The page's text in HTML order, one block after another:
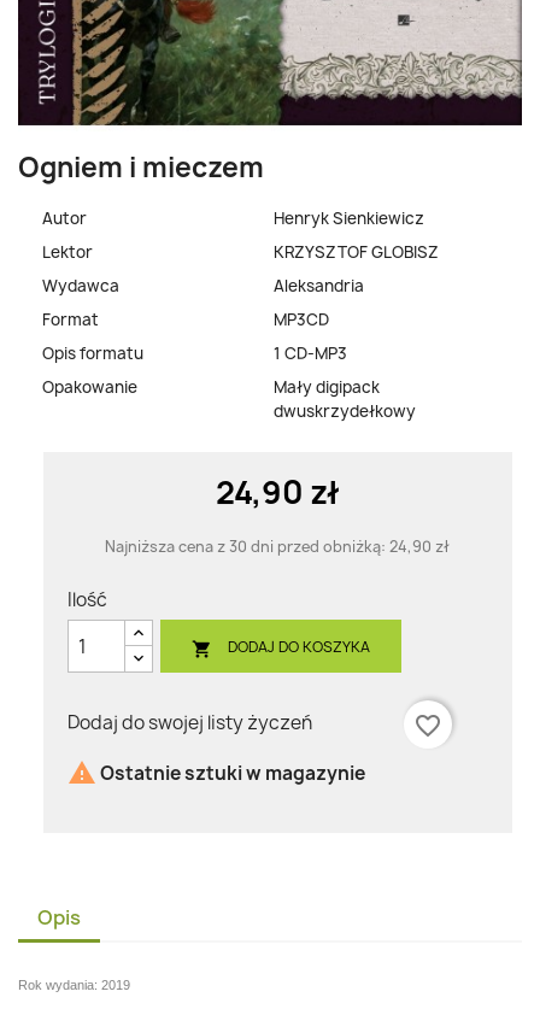
Ogniem i mieczem
Autor
Henryk Sienkiewicz
Lektor
KRZYSZTOF GLOBISZ
Wydawca
Aleksandria
Format
MP3CD
Opis formatu
1 CD-MP3
Opakowanie
Mały digipack
dwuskrzydełkowy
24,90 zł
Najniższa cena z 30 dni przed obniżką:24,90 zł
Ilość
 DODAJ DO KOSZYKA
Dodaj do swojej listy życzeń
favorite_border
 Ostatnie sztuki w magazynie
Opis
Rok wydania: 2019